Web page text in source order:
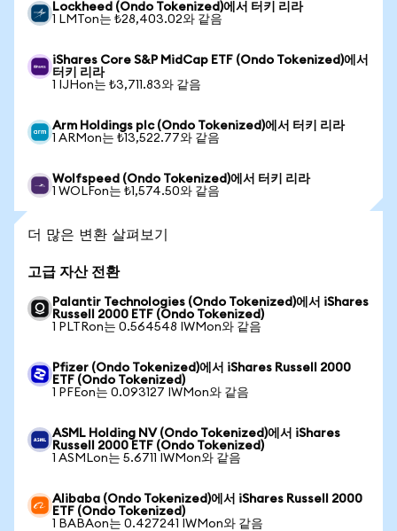
Lockheed (Ondo Tokenized)에서 터키 리라
1 LMTon는 ₺28,403.02와 같음
iShares Core S&P MidCap ETF (Ondo Tokenized)에서
터키 리라
1 IJHon는 ₺3,711.83와 같음
Arm Holdings plc (Ondo Tokenized)에서 터키 리라
1 ARMon는 ₺13,522.77와 같음
Wolfspeed (Ondo Tokenized)에서 터키 리라
1 WOLFon는 ₺1,574.50와 같음
더 많은 변환 살펴보기
고급 자산 전환
Palantir Technologies (Ondo Tokenized)에서 iShares
Russell 2000 ETF (Ondo Tokenized)
1 PLTRon는 0.564548 IWMon와 같음
Pfizer (Ondo Tokenized)에서 iShares Russell 2000
ETF (Ondo Tokenized)
1 PFEon는 0.093127 IWMon와 같음
ASML Holding NV (Ondo Tokenized)에서 iShares
Russell 2000 ETF (Ondo Tokenized)
1 ASMLon는 5.6711 IWMon와 같음
Alibaba (Ondo Tokenized)에서 iShares Russell 2000
ETF (Ondo Tokenized)
1 BABAon는 0.427241 IWMon와 같음